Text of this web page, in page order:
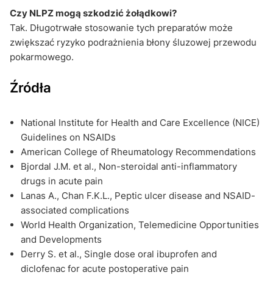
Czy NLPZ mogą szkodzić żołądkowi?
Tak. Długotrwałe stosowanie tych preparatów może
zwiększać ryzyko podrażnienia błony śluzowej przewodu
pokarmowego.
Źródła
National Institute for Health and Care Excellence (NICE)
Guidelines on NSAIDs
American College of Rheumatology Recommendations
Bjordal J.M. et al., Non-steroidal anti-inflammatory
drugs in acute pain
Lanas A., Chan F.K.L., Peptic ulcer disease and NSAID-
associated complications
World Health Organization, Telemedicine Opportunities
and Developments
Derry S. et al., Single dose oral ibuprofen and
diclofenac for acute postoperative pain